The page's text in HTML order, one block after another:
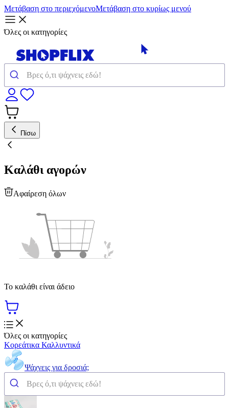
Μετάβαση στο περιεχόμενοΜετάβαση στο κυρίως μενού
Όλες οι κατηγορίες
Πίσω
Καλάθι αγορών
Αφαίρεση όλων
Το καλάθι είναι άδειο
Όλες οι κατηγορίες
Κορεάτικα Καλλυντικά
Ψάχνεις για δροσιά;